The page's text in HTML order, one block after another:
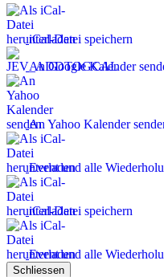
iCal-Datei speichern
An Google Kalender
An Yahoo Kalender
Event und alle
iCal-Datei speichern
Event und alle
Schliessen